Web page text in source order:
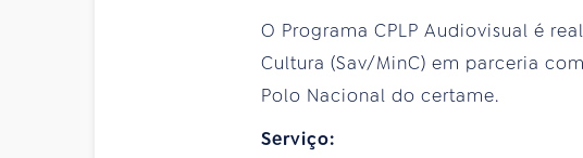
O Programa CPLP Audiovisual é
Cultura (Sav/MinC) em parceria
Polo Nacional do certame.
Serviço: